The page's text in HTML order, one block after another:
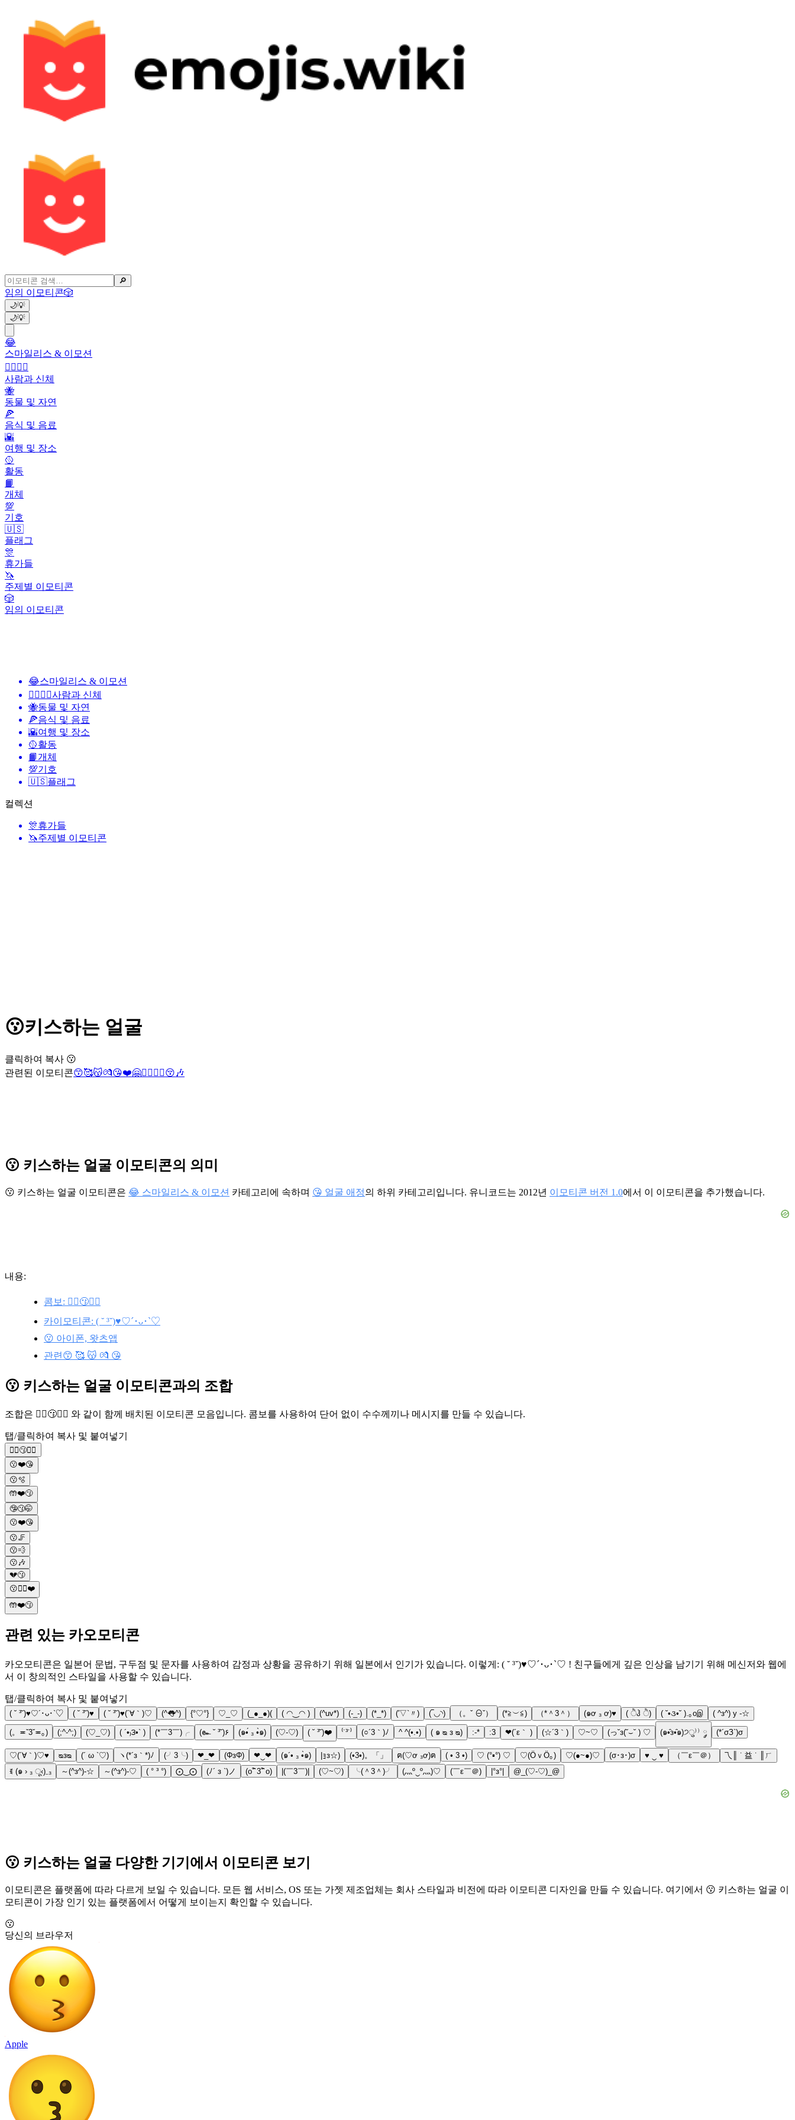
🔎
임의 이모티콘🎲
🌙💡
🌙💡
😂
스마일리스 & 이모션
👩‍❤️‍💋‍👨
사람과 신체
🐝
동물 및 자연
🍕
음식 및 음료
🌇
여행 및 장소
🥎
활동
📙
개체
💯
기호
🇺🇸
플래그
🎊
휴가들
🦄
주제별 이모티콘
🎲
임의 이모티콘
😂스마일리스 & 이모션
👩‍❤️‍💋‍👨사람과 신체
🐝동물 및 자연
🍕음식 및 음료
🌇여행 및 장소
🥎활동
📙개체
💯기호
🇺🇸플래그
컬렉션
🎊휴가들
🦄주제별 이모티콘
😗키스하는 얼굴
클릭하여 복사 😗
관련된 이모티콘😙🥰😽💏😘❤️🤗👩‍❤️‍💋‍👨😚 🎶
😗 키스하는 얼굴 이모티콘의 의미
😗 키스하는 얼굴 이모티콘은 😂 스마일리스 & 이모션 카테고리에 속하며 😘 얼굴 애정의 하위 카테고리입니다. 유니코드는 2012년 이모티콘 버전 1.0에서 이 이모티콘을 추가했습니다.
내용:
콤보: 🙋‍♂️😗🙋‍♀️
카이모티콘: ( ˘ ³˘)♥︎♡´･ᴗ･`♡
😗 아이폰, 왓츠앱
관련😙 🥰 😽 💏 😘
😗 키스하는 얼굴 이모티콘과의 조합
조합은 🙋‍♂️😗🙋‍♀️ 와 같이 함께 배치된 이모티콘 모음입니다. 콤보를 사용하여 단어 없이 수수께끼나 메시지를 만들 수 있습니다.
탭/클릭하여 복사 및 붙여넣기
🙋‍♂️😗🙋‍♀️
😗❤️😘
😗🫧
🤲❤️😗
🤥😗🤭
😗❤️😘
😗🦵
😗💨
😗🎶
💔😗
😗✌🏼❤️
🤲❤️😗
관련 있는 카오모티콘
카오모티콘은 일본어 문법, 구두점 및 문자를 사용하여 감정과 상황을 공유하기 위해 일본에서 인기가 있습니다. 이렇게: ( ˘ ³˘)♥︎♡´･ᴗ･`♡ ! 친구들에게 깊은 인상을 남기기 위해 메신저와 웹에
서 이 창의적인 스타일을 사용할 수 있습니다.
탭/클릭하여 복사 및 붙여넣기
( ˘ ³˘)♥︎♡´･ᴗ･`♡ ( ˘ ³˘)♥ ( ˘ ³˘)♥(´∀｀)♡ (^👅^) {°♡°} ♡_♡ (_●_●)( ( ◠‿◠ ) (^uv*) (-_-) (*_*) (′▽`〃) (‾◡◝) （。ˇ ⊖ˇ） (*≧︶≦) （*＾3＾） (๑ơ ₃ ơ)♥ ( ੈჰ ੈ) ( ˘•૩•˘ ).｡oஇ ( ^з^) y -☆
(。≖ˇ3ˇ≖｡) (;^-^;) (♡_♡) ( ´•₎౩•` ) (*￣3￣)╭ (๛ ˘ ³˘)۶ (๑•́ ₃ •̀๑) (♡-♡) ( ˘ ³˘)❤️ ⁽˙³˙⁾ (○´3｀)ﾉ ^ ^(•.•) ( ๑ ᴓ ᴈ ᴓ) :-* :3 ❤(´ε｀ ) (☆´3｀) ♡~♡ (っ˘з(˘⌣˘ ) ♡ (๑•̑з•̑๑)੭ु⁾⁾ ༘ (*´σЗ`)σ
♡(´∀｀)♡♥ ᴓᴈᴓ (´ ω `♡) ヽ(*´з｀*)ﾉ (╯3╰) ❤_❤ (ΦзΦ) ❤‿❤ (๑´• ₃ •̀๑) |ｮз☆) (•3•)。「」 ฅ(♡ơ ₃ơ)ฅ ( • 3 •) ♡ (°▪°) ♡ ♡(ӦｖӦ｡) ♡(●~●)♡ (σ･з･)σ ♥ ‿ ♥ （￣ε￣＠）
乁║ ˙ 益 ˙ ║ㄏ
ꉂ (๑ › ₃ ू‹)₋₃
～(^з^)-☆ ～(^з^)-♡ ( ° ³ °) ⨀‿⨀ (ﾉ´ з `)ノ (o˚̑̑̑̑̑ 3˚̑̑̑̑̑ o) |(￣3￣)| (♡~♡) ╰(＾3＾)╯ (灬º‿º灬)♡ (￣ε￣＠) |°з°| @_(♡-♡)_@
😗 키스하는 얼굴 다양한 기기에서 이모티콘 보기
이모티콘은 플랫폼에 따라 다르게 보일 수 있습니다. 모든 웹 서비스, OS 또는 가젯 제조업체는 회사 스타일과 비전에 따라 이모티콘 디자인을 만들 수 있습니다. 여기에서 😗 키스하는 얼굴 이
모티콘이 가장 인기 있는 플랫폼에서 어떻게 보이는지 확인할 수 있습니다.
😗
당신의 브라우저
Apple